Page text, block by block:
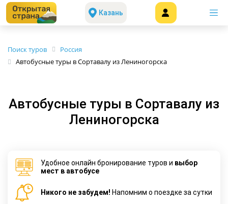
Казань
Поиск туров
Россия
Автобусные туры в Сортавалу из Лениногорска
Автобусные туры в Сортавалу из
Лениногорска
Удобное онлайн бронирование туров и выбор
мест в автобусе
Никого не забудем! Напомним о поездке за сутки